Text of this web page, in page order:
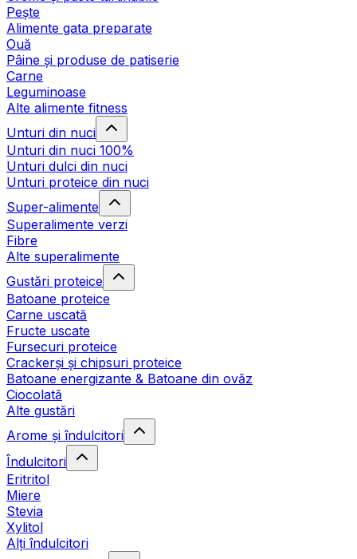
Pește
Alimente gata preparate
Ouă
Pâine și produse de patiserie
Carne
Leguminoase
Alte alimente fitness
Unturi din nuci
Unturi din nuci 100%
Unturi dulci din nuci
Unturi proteice din nuci
Super-alimente
Superalimente verzi
Fibre
Alte superalimente
Gustări proteice
Batoane proteice
Carne uscată
Fructe uscate
Fursecuri proteice
Crackerși și chipsuri proteice
Batoane energizante & Batoane din ovăz
Ciocolată
Alte gustări
Arome și îndulcitori
Îndulcitori
Eritritol
Miere
Stevia
Xylitol
Alți îndulcitori